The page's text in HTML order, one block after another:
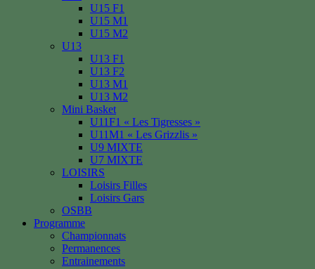
U15 F1
U15 M1
U15 M2
U13
U13 F1
U13 F2
U13 M1
U13 M2
Mini Basket
U11F1 « Les Tigresses »
U11M1 « Les Grizzlis »
U9 MIXTE
U7 MIXTE
LOISIRS
Loisirs Filles
Loisirs Gars
OSBB
Programme
Championnats
Permanences
Entrainements